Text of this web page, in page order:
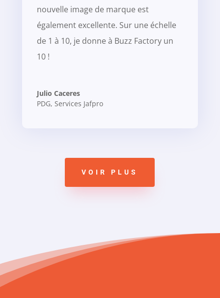
nouvelle image de marque est
également excellente. Sur une échelle
de 1 à 10, je donne à Buzz Factory un
10 !
Julio Caceres
PDG, Services Jafpro
VOIR PLUS